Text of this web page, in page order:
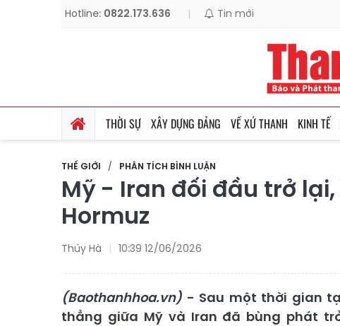
Hotline: 0822.173.636 | Tin mới
THỜI SỰ XÂY DỰNG ĐẢNG VỀ XỨ THANH KINH TẾ
THẾ GIỚI PHÂN TÍCH BÌNH LUẬN
Mỹ - Iran đối đầu trở
Hormuz
Thúy Hà 10:39 12/06/2026
(Baothanhhoa.vn) - Sau một thời gian
thẳng giữa Mỹ và Iran đã bùng phát